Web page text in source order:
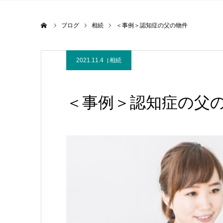
ブログ 相続 ＜事例＞認知症の父の物件
2021.11.4 相続
＜事例＞認知症の父